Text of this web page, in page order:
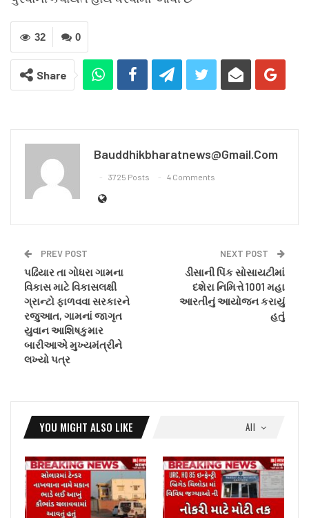
0
32
Share
Bauddhikbharatnews@gmail.com
3725 Posts 4 Comments
PREV POST
પઢિયાર તા ગોધરા ગામના
વિકાસ માટે વિકાસલક્ષી
ગ્રાન્ટો ફાળવવા સરકારને
રજુઆત, ગામનાં જાગૃત
યુવાન આશિષકુમાર
બારીઆએ મુખ્યમંત્રીને
લખ્યો પત્ર
NEXT POST
ડીસાની પિંક સોસાયટીમાં
દશેરા નિમિત્તે 1001 મહા
આરતીનું આયોજન કરાયું
હતું
All
YOU MIGHT ALSO LIKE